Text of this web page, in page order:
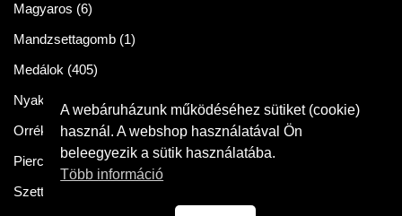
Magyaros (6)
Mandzsettagomb (1)
Medálok (405)
Nyakláncok
(86)
Orrékszer (2)
Piercingek (11)
Szettek
A webáruházunk működéséhez sütiket (cookie)
használ. A webshop használatával Ön
beleegyezik a sütik használatába.
Több információ